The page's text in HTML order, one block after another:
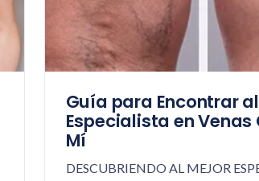
Guía para Encontrar
Especialista en Venas
Mí
DESCUBRIENDO AL MEJOR